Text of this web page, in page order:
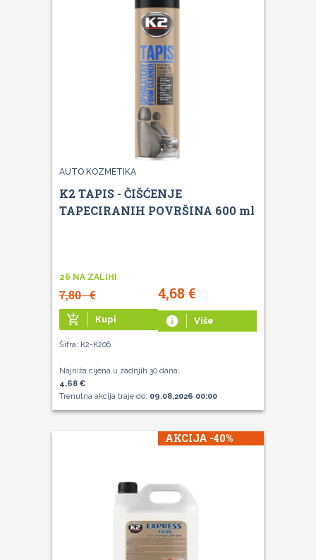
AUTO KOZMETIKA
K2 TAPIS - ČIŠĆENJE
TAPECIRANIH POVRŠINA 600 ml
26 NA ZALIHI
7,80€ 4,68€
add_shopping_cart Kupi info Više
Šifra: K2-K206
Najniža cijena u zadnjih 30 dana:
4,68 €
Trenutna akcija traje do: 09.08.2026 00:00
AKCIJA -40%